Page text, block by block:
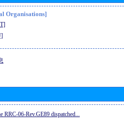
Organisations]
RRC-06-Rev.GE89 dispatched...